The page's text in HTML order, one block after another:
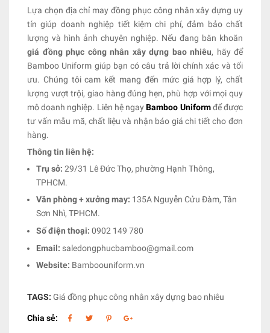
Lựa chọn địa chỉ may đồng phục công nhân xây dựng uy
tín giúp doanh nghiệp tiết kiệm chi phí, đảm bảo chất
lượng và hình ảnh chuyên nghiệp. Nếu đang băn khoăn
giá đồng phục công nhân xây dựng bao nhiêu, hãy để
Bamboo Uniform giúp bạn có câu trả lời chính xác và tối
ưu. Chúng tôi cam kết mang đến mức giá hợp lý, chất
lượng vượt trội, giao hàng đúng hẹn, phù hợp với mọi quy
mô doanh nghiệp. Liên hệ ngayBamboo Uniformđể được
tư vấn mẫu mã, chất liệu và nhận báo giá chi tiết cho đơn
hàng.
Thông tin liên hệ:
Trụ sở: 29/31 Lê Đức Thọ, phường Hạnh Thông,
TPHCM.
Văn phòng + xưởng may: 135A Nguyễn Cửu Đàm, Tân
Sơn Nhì, TPHCM.
Số điện thoại: 0902 149 780
Email: saledongphucbamboo@gmail.com
Website: Bamboouniform.vn
TAGS: Giá đồng phục công nhân xây dựng bao nhiêu
Chia sẻ: